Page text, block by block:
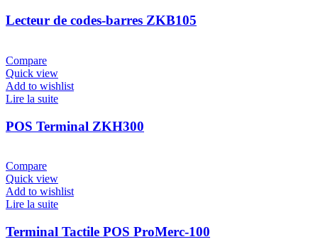
Lecteur de codes-barres ZKB105
Compare
Quick view
Add to wishlist
Lire la suite
POS Terminal ZKH300
Compare
Quick view
Add to wishlist
Lire la suite
Terminal Tactile POS ProMerc-100